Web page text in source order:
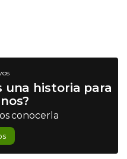
una historia para
conocerla